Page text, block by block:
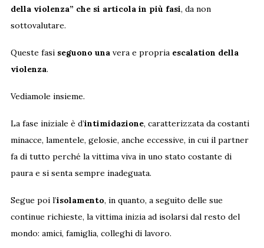
della violenza” che si articola in più fasi, da non
sottovalutare.
Queste fasi seguono unavera e propria escalation della
violenza.
Vediamole insieme.
La fase iniziale è d’intimidazione, caratterizzata da costanti
minacce, lamentele, gelosie, anche eccessive, in cui il partner
fa di tutto perché la vittima viva in uno stato costante di
paura e si senta sempre inadeguata.
Segue poi l’isolamento, in quanto, a seguito delle sue
continue richieste, la vittima inizia ad isolarsi dal resto del
mondo: amici, famiglia, colleghi di lavoro.